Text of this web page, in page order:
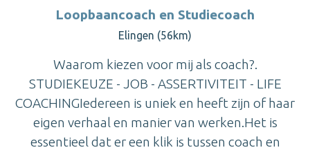
Loopbaancoach en Studiecoach
Elingen (56km)
Waarom kiezen voor mij als coach?.
STUDIEKEUZE - JOB - ASSERTIVITEIT - LIFE
COACHINGIedereen is uniek en heeft zijn of haar
eigen verhaal en manier van werken.Het is
essentieel dat er een klik is tussen coach en